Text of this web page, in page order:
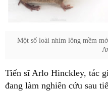
Một số loài nhím lông mềm
Tiến sĩ Arlo Hinckley, tác
đang làm nghiên cứu sau